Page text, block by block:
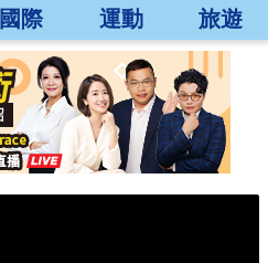
國際 運動 旅遊